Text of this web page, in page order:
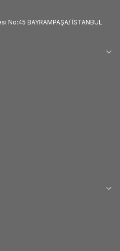
No:45 BAYRAMPAŞA/ İSTANBUL